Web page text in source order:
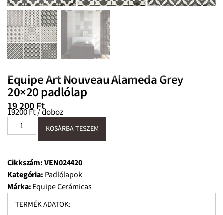
Equipe Art Nouveau Alameda Grey
20×20 padlólap
19 200Ft
19200 Ft / doboz
KOSÁRBA TESZEM
Cikkszám:VEN024420
Kategória: Padlólapok
Márka:Equipe Cerámicas
TERMÉK ADATOK: